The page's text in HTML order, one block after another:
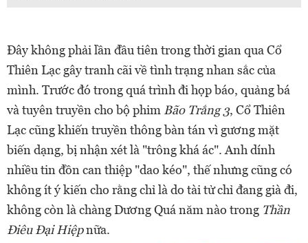
Đây không phải lần đầu tiên trong thời gian qua Cổ
Thiên Lạc gây tranh cãi về tình trạng nhan sắc của
mình. Trước đó trong quá trình đi họp báo, quảng bá
và tuyên truyền cho bộ phim Bão Trắng 3, Cổ Thiên
Lạc cũng khiến truyền thông bàn tán vì gương mặt
biến dạng, bị nhận xét là "trông khá ác". Anh dính
nhiều tin đồn can thiệp "dao kéo", thế nhưng cũng có
không ít ý kiến cho rằng chỉ là do tài tử chỉ đang già đi,
không còn là chàng Dương Quá năm nào trong Thần
Điêu Đại Hiệpnữa.